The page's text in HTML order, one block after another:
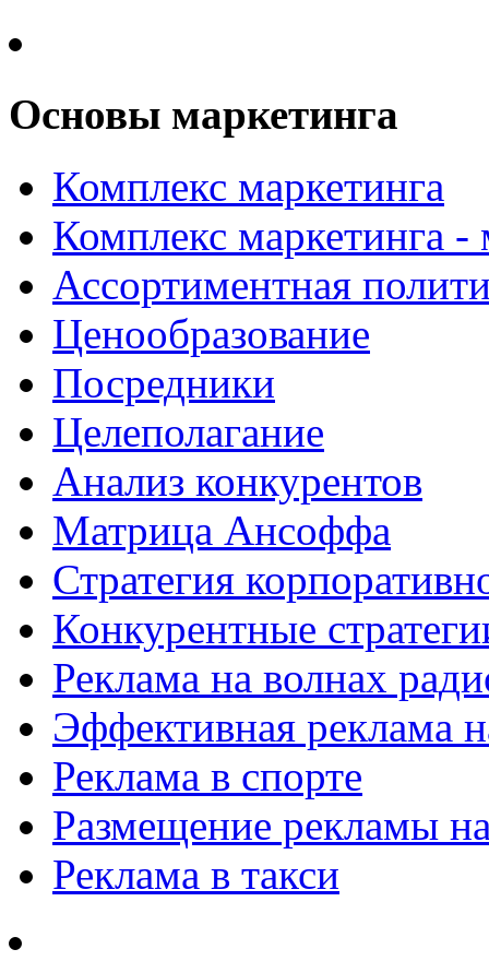
Основы маркетинга
Комплекс маркетинга
Комплекс маркетинга
Ассортиментная
Ценообразование
Посредники
Целеполагание
Анализ конкурентов
Матрица Ансоффа
Стратегия
Конкурентные
Реклама на волнах
Эффективная реклама
Реклама в спорте
Размещение рекламы
Реклама в такси